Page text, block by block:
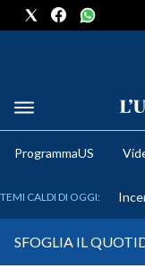
METEO
ProgrammaUS
TEMI CALDI DI OGGI:
SFOGLIA IL